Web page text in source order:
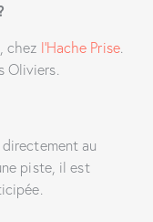
, chez l’Hache Prise.
Oliviers.
au
piste, il est